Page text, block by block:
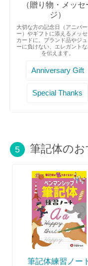
（贈り物・メッセ
ジ）
大切な方の記念日（アニバー
ー）やギフトに添えるメッ
カードに。ブランド品やジュ
ーに負けない、エレガント
を伝えます。
Anniversary Gift
Special Thanks
5 筆記体の
筆記体練習ノー